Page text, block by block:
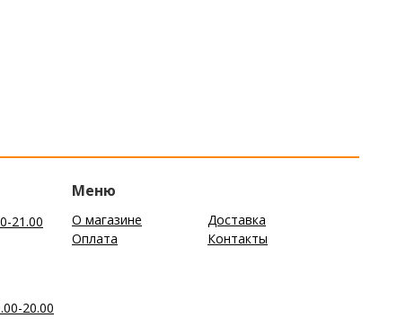
21.00
20.00
Меню
О магазине
Доставка
Оплата
Контакты